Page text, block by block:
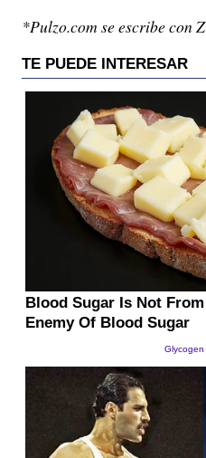
*Pulzo.com se escribe con Z